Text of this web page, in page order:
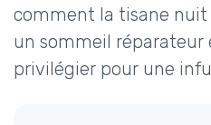
comment la tisane
un sommeil réparateur
privilégier pour une